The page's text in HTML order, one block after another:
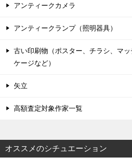
アンティークカメラ
アンティークランプ（照明器具）
古い印刷物（ポスター、チラシ、マ
ケージなど）
矢立
高額査定対象作家一覧
オススメのシチュエーション